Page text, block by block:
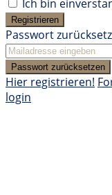
Ich bin
Registrieren
Passwort
Passwort zurücksetzen
Hier registrieren!
login